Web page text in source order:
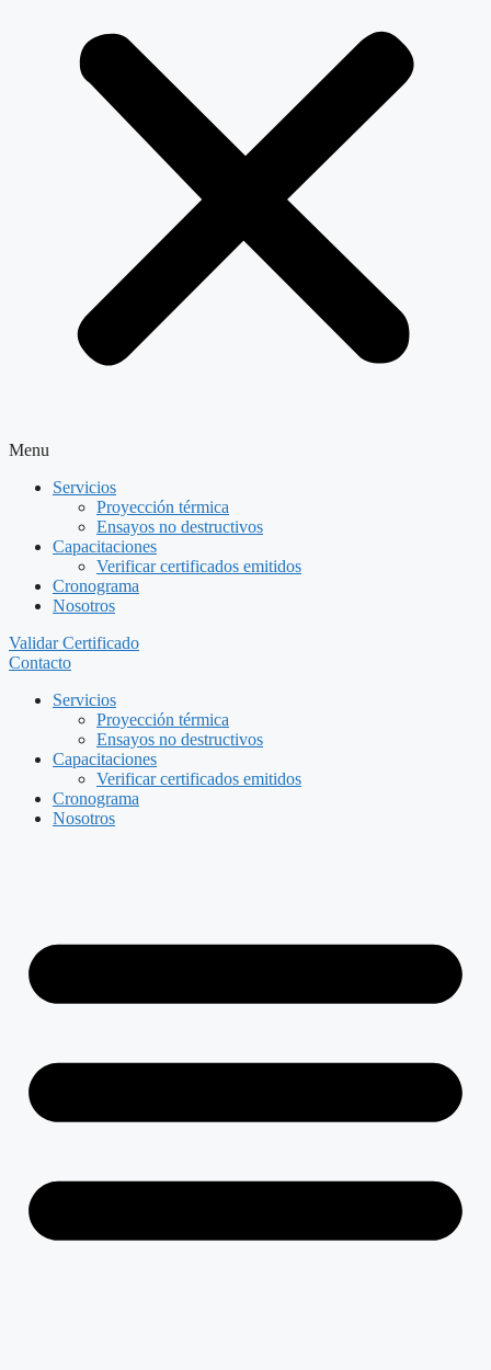
Menu
Servicios
Proyección térmica
Ensayos no destructivos
Capacitaciones
Verificar certificados emitidos
Cronograma
Nosotros
Validar Certificado
Contacto
Servicios
Proyección térmica
Ensayos no destructivos
Capacitaciones
Verificar certificados emitidos
Cronograma
Nosotros